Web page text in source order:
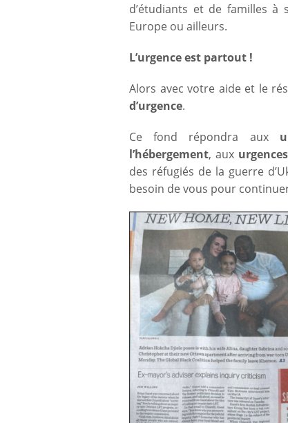
d’étudiants et de familles
Europe ou ailleurs.
L’urgence est partout !
Alors avec votre aide et le
d’urgence.
Ce fond répondra aux
l’hébergement, aux
des réfugiés de la guerre
besoin de vous pour